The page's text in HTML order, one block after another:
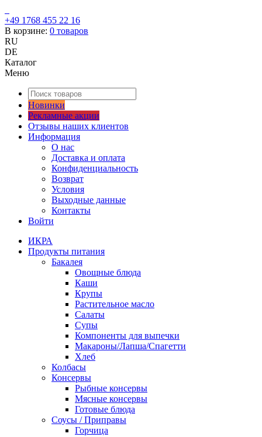
+49 1768 455 22 16
В корзине: 0 товаров
RU
DE
Каталог
Меню
Новинки
Рекламные акции
Отзывы наших клиентов
Информация
О нас
Доставка и оплата
Конфиденциальность
Возврат
Условия
Выходные данные
Контакты
Войти
ИКРА
Продукты питания
Бакалея
Овощные блюда
Каши
Крупы
Растительное масло
Салаты
Супы
Компоненты для выпечки
Макароны/Лапша/Спагетти
Хлеб
Колбасы
Консервы
Рыбные консервы
Мясные консервы
Готовые блюда
Соусы / Приправы
Горчица